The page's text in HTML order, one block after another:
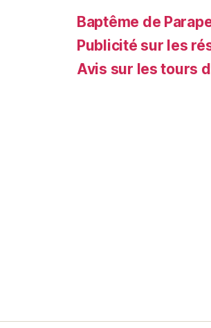
Baptême de
Publicité sur les
Avis sur les tours